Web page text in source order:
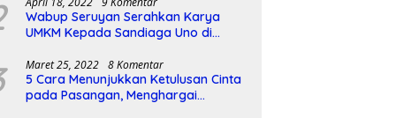
Wabup Seruyan Serahkan Karya
UMKM Kepada Sandiaga Uno di
Maret 25, 2022 8 Komentar
5 Cara Menunjukkan Ketulusan Cinta
pada Pasangan, Menghargai